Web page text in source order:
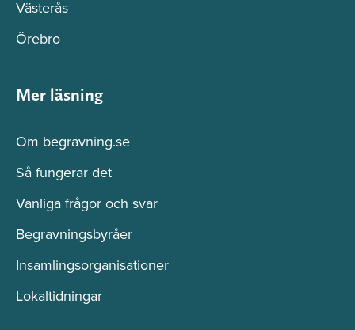
Västerås
Örebro
Mer läsning
Om begravning.se
Så fungerar det
Vanliga frågor och svar
Begravningsbyråer
Insamlingsorganisationer
Lokaltidningar